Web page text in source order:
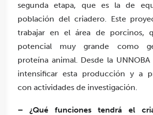
segunda etapa, que es la de
población del criadero. Este
trabajar en el área de porcinos,
potencial muy grande como
proteína animal. Desde la
intensificar esta producción y a
con actividades de investigación.
– ¿Qué funciones tendrá el